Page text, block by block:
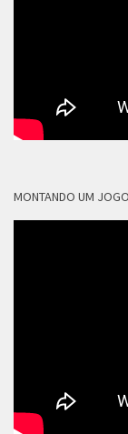
MONTANDO UM